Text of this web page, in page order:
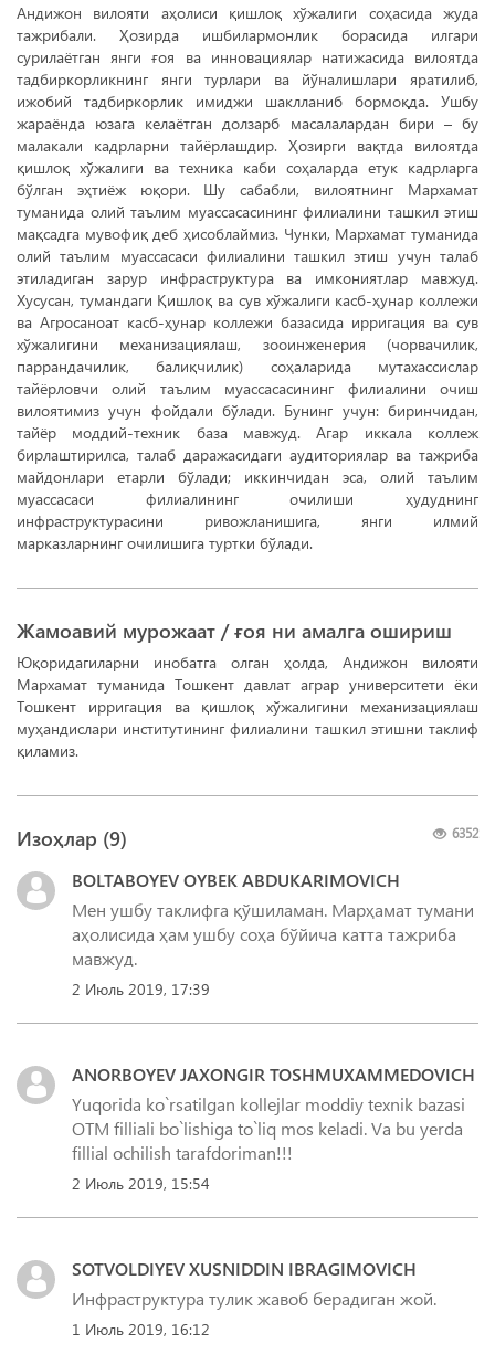
Андижон вилояти аҳолиси қишлоқ хўжалиги соҳасида жуда
тажрибали. Ҳозирда ишбилармонлик борасида илгари
сурилаётган янги ғоя ва инновациялар натижасида вилоятда
тадбиркорликнинг янги турлари ва йўналишлари яратилиб,
ижобий тадбиркорлик имиджи шаклланиб бормоқда. Ушбу
жараёнда юзага келаётган долзарб масалалардан бири – бу
малакали кадрларни тайёрлашдир. Ҳозирги вақтда вилоятда
қишлоқ хўжалиги ва техника каби соҳаларда етук кадрларга
бўлган эҳтиёж юқори. Шу сабабли, вилоятнинг Мархамат
туманида олий таълим муассасасининг филиалини ташкил этиш
мақсадга мувофиқ деб ҳисоблаймиз. Чунки, Мархамат туманида
олий таълим муассасаси филиалини ташкил этиш учун талаб
этиладиган зарур инфраструктура ва имкониятлар мавжуд.
Хусусан, тумандаги Қишлоқ ва сув хўжалиги касб-ҳунар коллежи
ва Агросаноат касб-ҳунар коллежи базасида ирригация ва сув
хўжалигини механизациялаш, зооинженерия (чорвачилик,
паррандачилик, балиқчилик) соҳаларида мутахассислар
тайёрловчи олий таълим муассасасининг филиалини очиш
вилоятимиз учун фойдали бўлади. Бунинг учун: биринчидан,
тайёр моддий-техник база мавжуд. Агар иккала коллеж
бирлаштирилса, талаб даражасидаги аудиториялар ва тажриба
майдонлари етарли бўлади; иккинчидан эса, олий таълим
муассасаси филиалининг очилиши ҳудуднинг
инфраструктурасини ривожланишига, янги илмий
марказларнинг очилишига туртки бўлади.
Жамоавий мурожаат / ғоя ни амалга ошириш
Юқоридагиларни инобатга олган ҳолда, Андижон вилояти
Мархамат туманида Тошкент давлат аграр университети ёки
Тошкент ирригация ва қишлоқ хўжалигини механизациялаш
муҳандислари институтининг филиалини ташкил этишни таклиф
қиламиз.
6352
Изоҳлар (9)
BOLTABOYEV OYBEK ABDUKARIMOVICH
Мен ушбу таклифга қўшиламан. Марҳамат тумани
аҳолисида ҳам ушбу соҳа бўйича катта тажриба
мавжуд.
2 Июль 2019, 17:39
ANORBOYEV JAXONGIR TOSHMUXAMMEDOVICH
Yuqorida ko`rsatilgan kollejlar moddiy texnik bazasi
OTM filliali bo`lishiga to`liq mos keladi. Va bu yerda
fillial ochilish tarafdoriman!!!
2 Июль 2019, 15:54
SOTVOLDIYEV XUSNIDDIN IBRAGIMOVICH
1 Июль 2019, 16:12